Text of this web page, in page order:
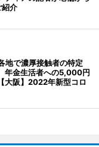
紹介
で濃厚接触者の特定
年金生活者への5,000円
大阪】2022年新型コロ